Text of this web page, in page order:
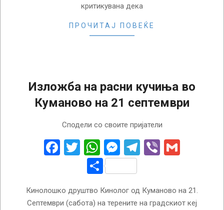
критикувана дека
ПРОЧИТАЈ ПОВЕЌЕ
Изложба на расни кучиња во
Куманово на 21 септември
Сподели со своите пријатели
Facebook
Twitter
WhatsApp
Messenger
Telegram
Viber
Share
Кинолошко друштво Кинолог од Куманово на 21.
Септември (сабота) на терените на градскиот кеј